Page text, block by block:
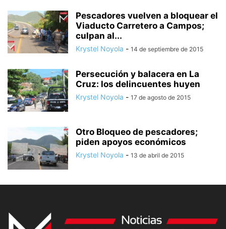
Pescadores vuelven a bloquear el
Viaducto Carretero a Campos;
culpan al...
Krystel Noyola - 14 de septiembre de 2015
Persecución y balacera en La
Cruz: los delincuentes huyen
Krystel Noyola - 17 de agosto de 2015
Otro Bloqueo de pescadores;
piden apoyos económicos
Krystel Noyola - 13 de abril de 2015